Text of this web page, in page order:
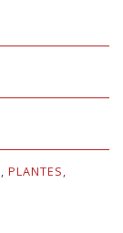
, PLANTES,